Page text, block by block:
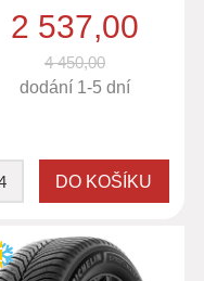
2 537,00
4 450,00
dodání 1-5 dní